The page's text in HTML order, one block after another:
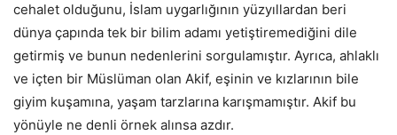
cehalet olduğunu, İslam uygarlığının yüzyıllardan beri
dünya çapında tek bir bilim adamı yetiştiremediğini dile
getirmiş ve bunun nedenlerini sorgulamıştır. Ayrıca, ahlaklı
ve içten bir Müslüman olan Akif, eşinin ve kızlarının bile
giyim kuşamına, yaşam tarzlarına karışmamıştır. Akif bu
yönüyle ne denli örnek alınsa azdır.